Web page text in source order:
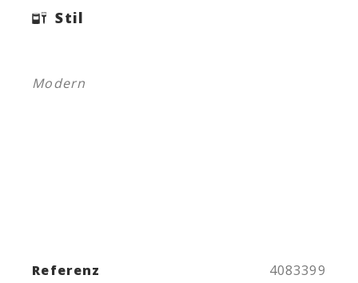
Referenz
4083399
Stil
Modern